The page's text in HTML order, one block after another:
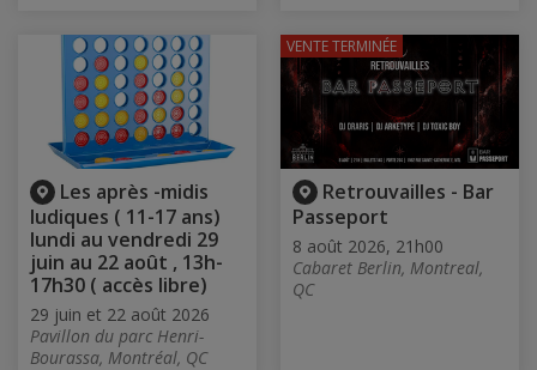
Les après -midis
ludiques ( 11-17 ans)
lundi au vendredi 29
juin au 22 août , 13h-
17h30 ( accès libre)
29 juin et 22 août 2026
Pavillon du parc Henri-
Bourassa, Montréal, QC
Retrouvailles - Bar
Passeport
8 août 2026, 21h00
Cabaret Berlin, Montreal,
QC
VENTE TERMINÉE